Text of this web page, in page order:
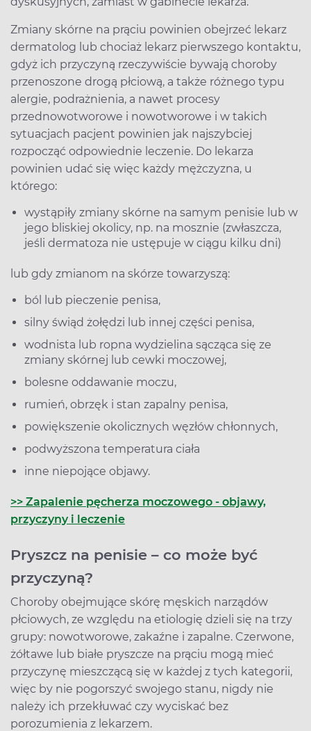
Zmiany skórne na prąciu powinien obejrzeć lekarz
dermatolog lub chociaż lekarz pierwszego kontaktu,
gdyż ich przyczyną rzeczywiście bywają choroby
przenoszone drogą płciową, a także różnego typu
alergie, podrażnienia, a nawet procesy
przednowotworowe i nowotworowe i w takich
sytuacjach pacjent powinien jak najszybciej
rozpocząć odpowiednie leczenie. Do lekarza
powinien udać się więc każdy mężczyzna, u
którego:
wystąpiły zmiany skórne na samym penisie lub w
jego bliskiej okolicy, np. na mosznie (zwłaszcza,
jeśli dermatoza nie ustępuje w ciągu kilku dni)
lub gdy zmianom na skórze towarzyszą:
ból lub pieczenie penisa,
silny świąd żołędzi lub innej części penisa,
wodnista lub ropna wydzielina sącząca się ze
zmiany skórnej lub cewki moczowej,
bolesne oddawanie moczu,
rumień, obrzęk i stan zapalny penisa,
powiększenie okolicznych węzłów chłonnych,
podwyższona temperatura ciała
inne niepojące objawy.
>> Zapalenie pęcherza moczowego - objawy,
przyczyny i leczenie
Pryszcz na penisie – co może być
przyczyną?
Choroby obejmujące skórę męskich narządów
płciowych, ze względu na etiologię dzieli się na trzy
grupy: nowotworowe, zakaźne i zapalne. Czerwone,
żółtawe lub białe pryszcze na prąciu mogą mieć
przyczynę mieszczącą się w każdej z tych kategorii,
więc by nie pogorszyć swojego stanu, nigdy nie
należy ich przekłuwać czy wyciskać bez
porozumienia z lekarzem.